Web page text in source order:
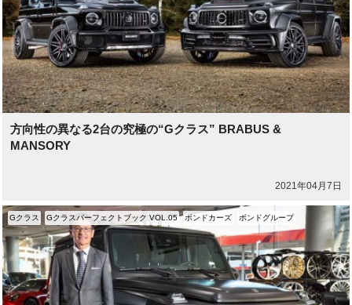
方向性の異なる2台の究極の“Gクラス” BRABUS &
MANSORY
2021年04月7日
Gクラス Gクラスパーフェクトブック VOL.05 ボンドカーズ ボンドグループ